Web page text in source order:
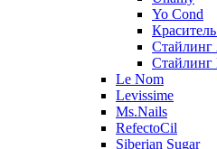
Yo Cond
Le Nom
Levissime
Ms.Nails
RefectoCil
Siberian Sugar